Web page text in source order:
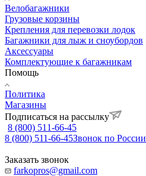
Велобагажники
Грузовые корзины
Крепления для перевозки лодок
Багажники для лыж и сноубордов
Аксессуары
Комплектующие к багажникам
Помощь
Политика
Магазины
Подписаться на рассылку
8 (800) 511-66-45
8 (800) 511-66-45Звонок по России
Заказать звонок
farkopros@gmail.com